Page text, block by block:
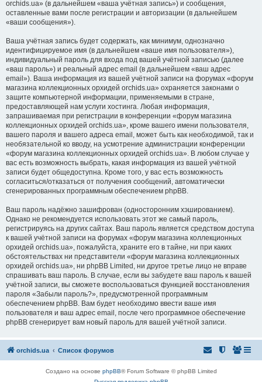
orchids.ua» (в дальнейшем «ваша учётная запись») и сообщения,
оставленные вами после регистрации и авторизации (в дальнейшем
«ваши сообщения»).
Ваша учётная запись будет содержать, как минимум, однозначно
идентифицируемое имя (в дальнейшем «ваше имя пользователя»),
индивидуальный пароль для входа под вашей учётной записью (далее
«ваш пароль») и реальный адрес email (в дальнейшем «ваш адрес
email»). Ваша информация из вашей учётной записи на форумах «форум
магазина коллекционных орхидей orchids.ua» охраняется законами о
защите компьютерной информации, применяемыми в стране,
предоставляющей нам услуги хостинга. Любая информация,
запрашиваемая при регистрации в конференции «форум магазина
коллекционных орхидей orchids.ua», кроме вашего имени пользователя,
вашего пароля и вашего адреса email, может быть как необходимой, так и
необязательной ко вводу, на усмотрение администрации конференции
«форум магазина коллекционных орхидей orchids.ua». В любом случае у
вас есть возможность выбрать, какая информация из вашей учётной
записи будет общедоступна. Кроме того, у вас есть возможность
согласиться/отказаться от получения сообщений, автоматически
сгенерированных программным обеспечением phpBB.
Ваш пароль надёжно зашифрован (односторонним хэшированием).
Однако не рекомендуется использовать этот же самый пароль,
регистрируясь на других сайтах. Ваш пароль является средством доступа
к вашей учётной записи на форумах «форум магазина коллекционных
орхидей orchids.ua», пожалуйста, храните его в тайне, ни при каких
обстоятельствах ни представители «форум магазина коллекционных
орхидей orchids.ua», ни phpBB Limited, ни другое третье лицо не вправе
спрашивать ваш пароль. В случае, если вы забудете ваш пароль к вашей
учётной записи, вы сможете воспользоваться функцией восстановления
пароля «Забыли пароль?», предусмотренной программным
обеспечением phpBB. Вам будет необходимо ввести ваше имя
пользователя и ваш адрес email, после чего программное обеспечение
phpBB сгенерирует вам новый пароль для вашей учётной записи.
orchids.ua Список форумов
Создано на основе phpBB® Forum Software © phpBB Limited